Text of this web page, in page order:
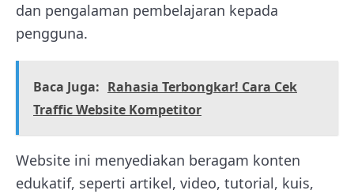
dan pengalaman pembelajaran kepada
pengguna.
Baca Juga: Rahasia Terbongkar! Cara Cek
Traffic Website Kompetitor
Website ini menyediakan beragam konten
edukatif, seperti artikel, video, tutorial, kuis,